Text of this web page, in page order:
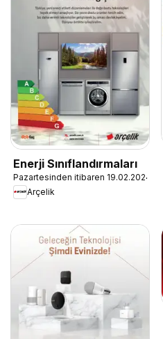
Enerji Sınıflandırmaları
Pazartesinden itibaren 19.02.2024
Arçelik